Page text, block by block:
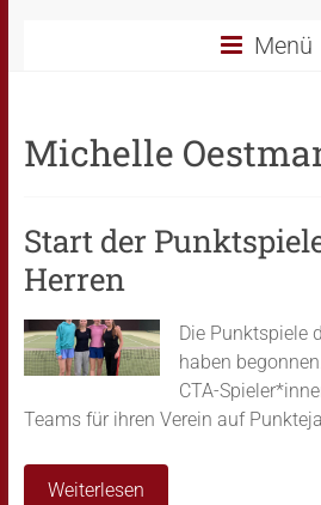
Menü
Michelle
Start der
Herren
Die Punktspiele
haben
CTA-
Teams für ihren Verein auf
Weiterlesen